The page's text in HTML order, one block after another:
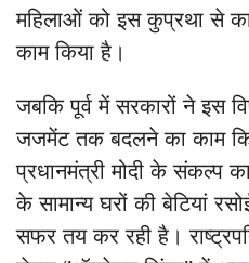
महिलाओं को इस कुप्रथा से
काम किया है।
जबकि पूर्व में सरकारों ने इस
जजमेंट तक बदलने का काम
प्रधानमंत्री मोदी के संकल्प
के सामान्य घरों की बेटियां
सफर तय कर रही है।